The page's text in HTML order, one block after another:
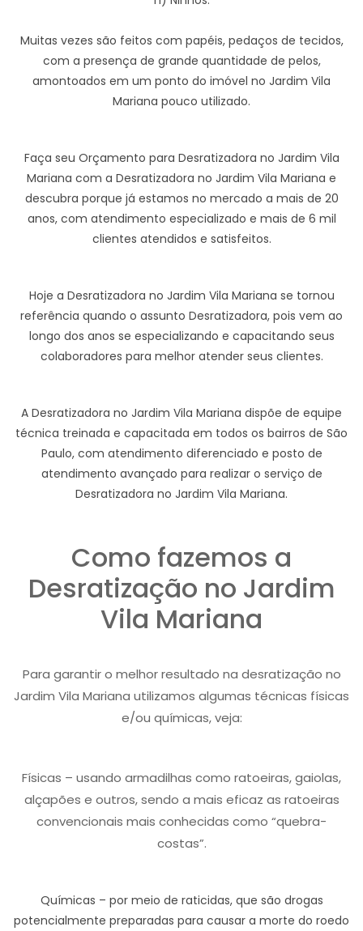
Muitas vezes são feitos com papéis, pedaços de tecidos,
com a presença de grande quantidade de pelos,
amontoados em um ponto do imóvel no Jardim Vila
Mariana pouco utilizado.
Faça seu Orçamento para Desratizadora no Jardim Vila
Mariana com a Desratizadora no Jardim Vila Mariana e
descubra porque já estamos no mercado a mais de 20
anos, com atendimento especializado e mais de 6 mil
clientes atendidos e satisfeitos.
Hoje a Desratizadora no Jardim Vila Mariana se tornou
referência quando o assunto Desratizadora, pois vem ao
longo dos anos se especializando e capacitando seus
colaboradores para melhor atender seus clientes.
A Desratizadora no Jardim Vila Mariana dispõe de equipe
técnica treinada e capacitada em todos os bairros de São
Paulo, com atendimento diferenciado e posto de
atendimento avançado para realizar o serviço de
Desratizadora no Jardim Vila Mariana.
Como fazemos a
Desratização no Jardim
Vila Mariana
Para garantir o melhor resultado na desratização no
Jardim Vila Mariana utilizamos algumas técnicas físicas
e/ou químicas, veja:
Físicas – usando armadilhas como ratoeiras, gaiolas,
alçapões e outros, sendo a mais eficaz as ratoeiras
convencionais mais conhecidas como “quebra-
costas”.
Químicas – por meio de raticidas, que são drogas
potencialmente preparadas para causar a morte do roedo